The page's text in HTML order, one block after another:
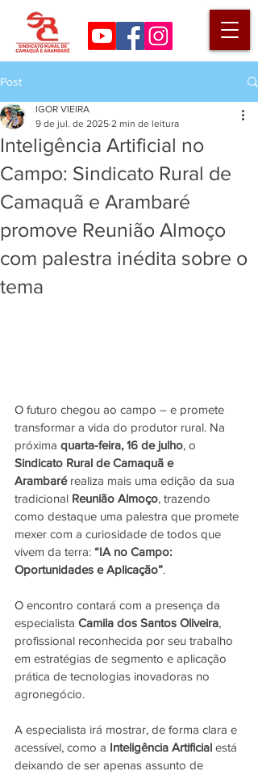
Post
Inteligência Artificial no
Campo: Sindicato Rural de
Camaquã e Arambaré
promove Reunião Almoço
com palestra inédita sobre o
tema
IGOR VIEIRA
9 de jul. de 2025 2 min de leitura
O futuro chegou ao campo – e promete
transformar a vida do produtor rural. Na
próxima quarta-feira, 16 de julho, o
Sindicato Rural de Camaquã e
Arambaré realiza mais uma edição da sua
tradicional Reunião Almoço, trazendo
como destaque uma palestra que promete
mexer com a curiosidade de todos que
vivem da terra: “IA no Campo:
Oportunidades e Aplicação”.
O encontro contará com a presença da
especialista Camila dos Santos Oliveira,
profissional reconhecida por seu trabalho
em estratégias de segmento e aplicação
prática de tecnologias inovadoras no
agronegócio.
A especialista irá mostrar, de forma clara e
acessível, como a Inteligência Artificial está
deixando de ser apenas assunto de